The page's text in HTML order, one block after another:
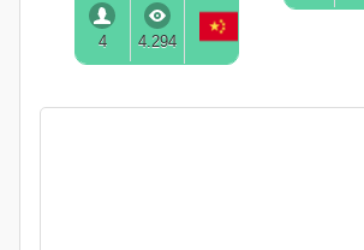
4 4.294